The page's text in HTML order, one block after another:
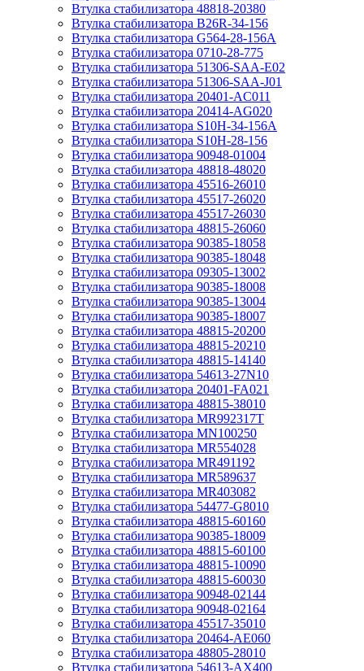
Втулка стабилизатора 48818-20380
Втулка стабилизатора B26R-34-156
Втулка стабилизатора G564-28-156A
Втулка стабилизатора 0710-28-775
Втулка стабилизатора 51306-SAA-E02
Втулка стабилизатора 51306-SAA-J01
Втулка стабилизатора 20401-AC011
Втулка стабилизатора 20414-AG020
Втулка стабилизатора S10H-34-156A
Втулка стабилизатора S10H-28-156
Втулка стабилизатора 90948-01004
Втулка стабилизатора 48818-48020
Втулка стабилизатора 45516-26010
Втулка стабилизатора 45517-26020
Втулка стабилизатора 45517-26030
Втулка стабилизатора 48815-26060
Втулка стабилизатора 90385-18058
Втулка стабилизатора 90385-18048
Втулка стабилизатора 09305-13002
Втулка стабилизатора 90385-18008
Втулка стабилизатора 90385-13004
Втулка стабилизатора 90385-18007
Втулка стабилизатора 48815-20200
Втулка стабилизатора 48815-20210
Втулка стабилизатора 48815-14140
Втулка стабилизатора 54613-27N10
Втулка стабилизатора 20401-FA021
Втулка стабилизатора 48815-38010
Втулка стабилизатора MR992317T
Втулка стабилизатора MN100250
Втулка стабилизатора MR554028
Втулка стабилизатора MR491192
Втулка стабилизатора MR589637
Втулка стабилизатора MR403082
Втулка стабилизатора 54477-G8010
Втулка стабилизатора 48815-60160
Втулка стабилизатора 90385-18009
Втулка стабилизатора 48815-60100
Втулка стабилизатора 48815-10090
Втулка стабилизатора 48815-60030
Втулка стабилизатора 90948-02144
Втулка стабилизатора 90948-02164
Втулка стабилизатора 45517-35010
Втулка стабилизатора 20464-AE060
Втулка стабилизатора 48805-28010
Втулка стабилизатора 54613-AX400